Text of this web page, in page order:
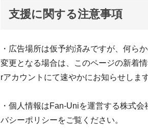
支援に関する注意事項
・広告場所は仮予約済みですが、何ら
変更となる場合は、このページの新着
rアカウントにて速やかにお知らせします
・個人情報はFan-Uniを運営する株式
バシーポリシーをご覧ください。